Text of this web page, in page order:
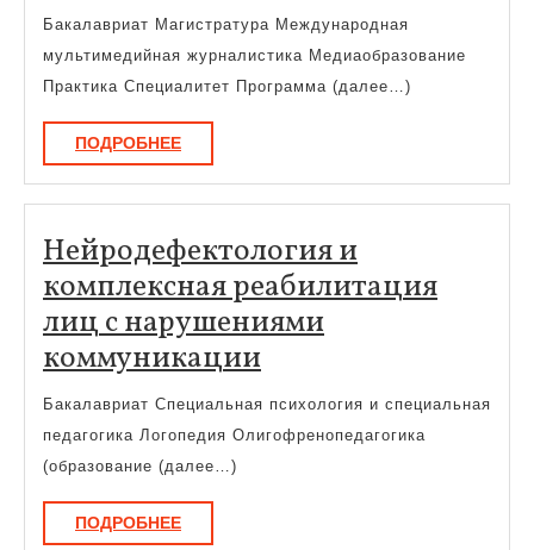
мультимедийная
журналистика
Бакалавриат Магистратура Международная
мультимедийная журналистика Медиаобразование
Практика Специалитет Программа (далее…)
ПОДРОБНЕЕПОДРОБНЕЕ
Нейродефектология и
комплексная реабилитация
лиц с нарушениями
коммуникации
и
комплексная
Бакалавриат Специальная психология и специальная
педагогика Логопедия Олигофренопедагогика
(образование (далее…)
ПОДРОБНЕЕПОДРОБНЕЕ